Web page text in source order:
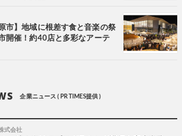
市】地域に根差す食と音楽の祭
開催！約40店と多彩なアーテ
企業ニュース ( PR TIMES提供 )
式会社